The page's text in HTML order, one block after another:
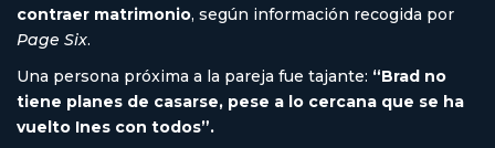
contraer matrimonio, según información recogida por
Page Six.
Una persona próxima a la pareja fue tajante: “Brad no
tiene planes de casarse, pese a lo cercana que se ha
vuelto Ines con todos”.